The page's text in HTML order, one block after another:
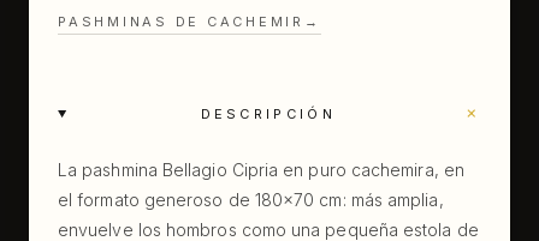
PASHMINAS DE CACHEMIR →
DESCRIPCIÓN +
La pashmina Bellagio Cipria en puro cachemira, en
el formato generoso de 180×70 cm: más amplia,
envuelve los hombros como una pequeña estola de